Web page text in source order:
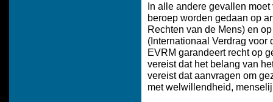
In alle andere gevallen
beroep worden gedaan op
Rechten van de Mens) en
(Internationaal Verdrag voor
EVRM garandeert recht op
vereist dat het belang van
vereist dat aanvragen om
met welwillendheid,